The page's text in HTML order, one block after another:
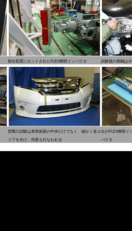
射出装置にセットされたFLEX脚部インパクタ 試験後の車輌は
実際の試験は車両前面の中央だけでなく、細かく各エ
リアを分け、何度も行なわれる
左がFLEX脚部イ
パクタ